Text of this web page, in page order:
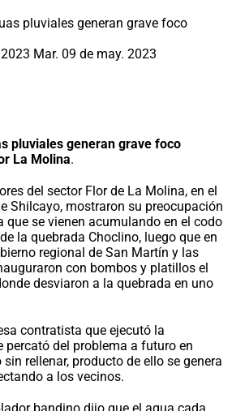
Mar. 09 de may. 2023
pluviales generan grave foco
La Molina.
del sector Flor de La Molina, en el
Shilcayo, mostraron su preocupación
que se vienen acumulando en el codo
la quebrada Choclino, luego que en
regional de San Martín y las
con bombos y platillos el
desviaron a la quebrada en uno
contratista que ejecutó la
percató del problema a futuro en
rellenar, producto de ello se genera
a los vecinos.